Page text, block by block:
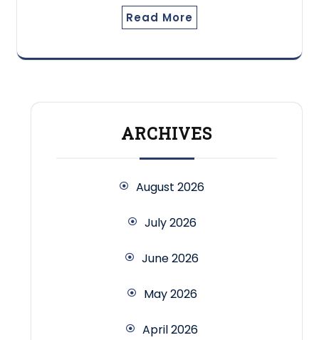
Read More
ARCHIVES
August 2026
July 2026
June 2026
May 2026
April 2026